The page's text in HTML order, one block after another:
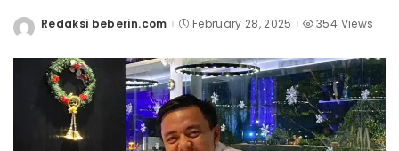
Posted
Redaksi beberin.com February 28, 2025 354 Views